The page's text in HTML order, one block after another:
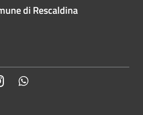
di Rescaldina
Instagram